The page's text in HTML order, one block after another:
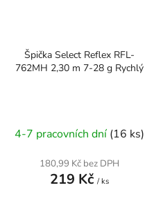
Špička Select Reflex RFL-
762MH 2,30 m 7-28 g Rychlý
4-7 pracovních dní (16 ks)
180,99 Kč bez DPH
219 Kč / ks